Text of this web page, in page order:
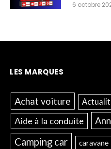
6 octobre
LES MARQUES
Achat voiture
Aide à la conduite
Camping car caravane